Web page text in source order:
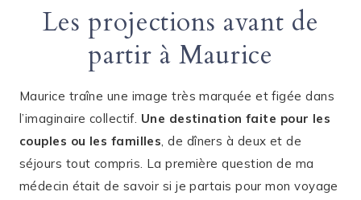
Les projections avant de
partir à Maurice
Maurice traîne une image très marquée et figée dans
l’imaginaire collectif. Une destination faite pour les
couples ou les familles, de dîners à deux et de
séjours tout compris. La première question de ma
médecin était de savoir si je partais pour mon voyage